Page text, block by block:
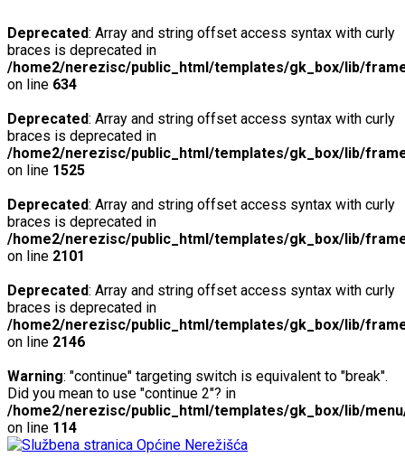
Deprecated: Array and string offset access syntax with curly
braces is deprecated in
/home2/nerezisc/public_html/templates/gk_box/lib/
on line 634
Deprecated: Array and string offset access syntax with curly
braces is deprecated in
/home2/nerezisc/public_html/templates/gk_box/lib/
on line 1525
Deprecated: Array and string offset access syntax with curly
braces is deprecated in
/home2/nerezisc/public_html/templates/gk_box/lib/
on line 2101
Deprecated: Array and string offset access syntax with curly
braces is deprecated in
/home2/nerezisc/public_html/templates/gk_box/lib/
on line 2146
Warning: "continue" targeting switch is equivalent to "break".
Did you mean to use "continue 2"? in
/home2/nerezisc/public_html/templates/gk_box/lib/
on line 114